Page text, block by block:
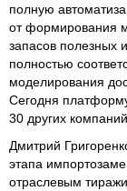
полную
от формирования
запасов полезных
полностью
моделирования
Сегодня
30 других
Дмитрий
этапа
отраслевым